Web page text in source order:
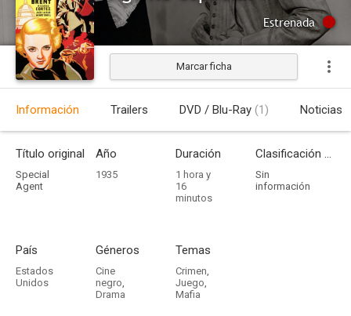
Estrenada
Marcar ficha
Información Trailers DVD / Blu-Ray (1) Noticias
Título original
Special
Agent
Año
1935
Duración
1 hora y
16
minutos
Clasificación por edades
Sin
información
País
Estados
Unidos
Géneros
Cine
negro,
Drama
Temas
Crimen,
Juego,
Mafia